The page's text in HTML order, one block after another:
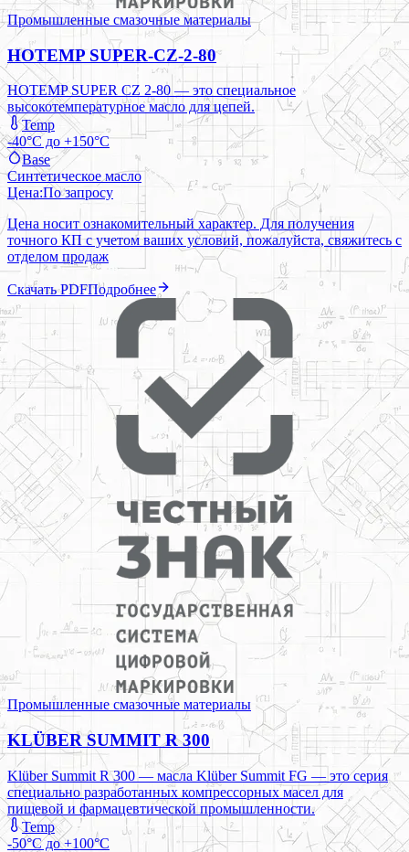
Промышленные смазочные материалы
HOTEMP SUPER-CZ-2-80
HOTEMP SUPER CZ 2-80 — это специальное
высокотемпературное масло для цепей.
Temp
-40°C до +150°C
Base
Синтетическое масло
Цена:По запросу
Цена носит ознакомительный характер. Для получения
точного КП с учетом ваших условий, пожалуйста, свяжитесь с
отделом продаж
Скачать PDFПодробнее
Промышленные смазочные материалы
KLÜBER SUMMIT R 300
Klüber Summit R 300 — масла Klüber Summit FG — это серия
специально разработанных компрессорных масел для
пищевой и фармацевтической промышленности.
Temp
-50°C до +100°C